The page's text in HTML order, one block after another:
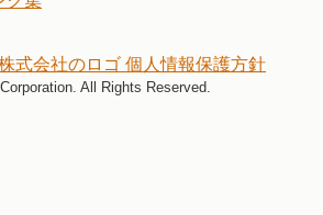
個人情報保護方針
All Rights Reserved.